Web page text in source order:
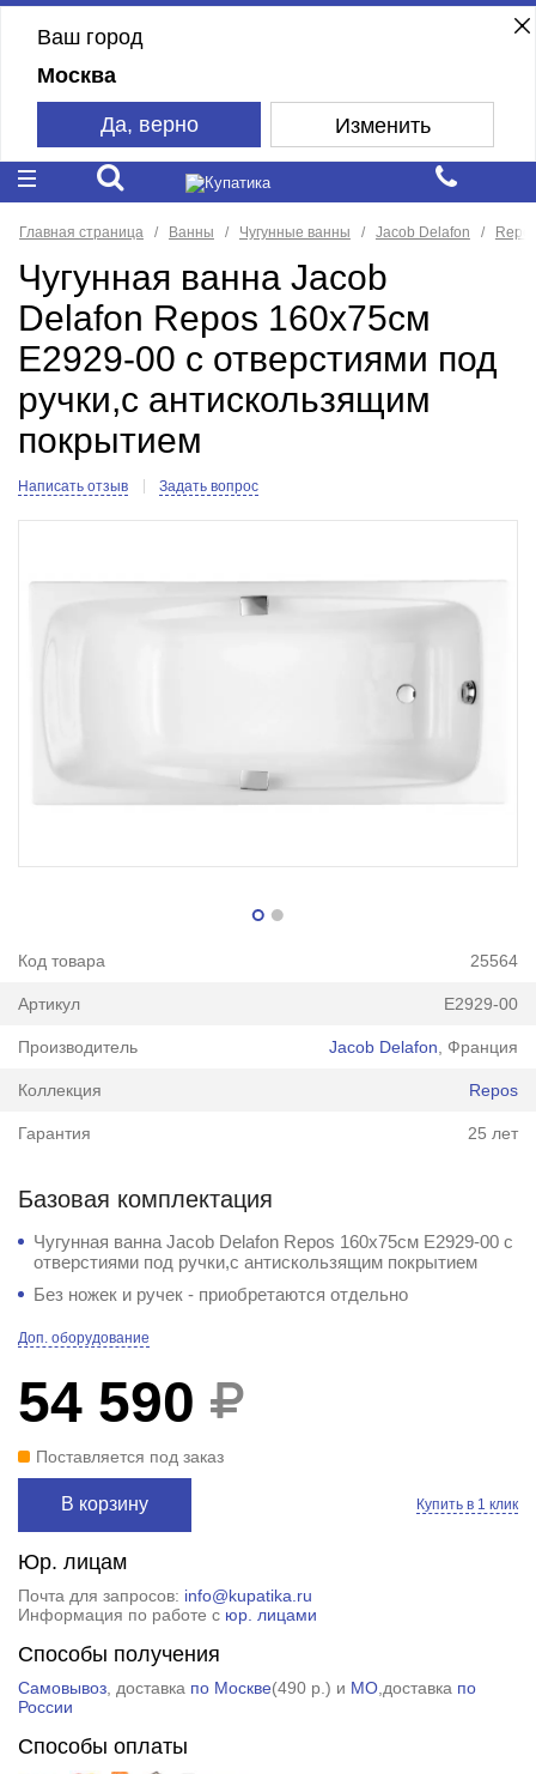
Ваш город
Москва
Да, верно Изменить
Главная страница Ванны Чугунные ванны Jacob Delafon
Чугунная ванна Jacob
Delafon Repos 160x75см
E2929-00 с отверстиями под
ручки,с антискользящим
покрытием
Написать отзыв Задать вопрос
Код товара 25564
Артикул E2929-00
Производитель Jacob Delafon , Франция
Коллекция Repos
Гарантия 25 лет
Базовая комплектация
Чугунная ванна Jacob Delafon Repos 160x75см E2929-00 с
отверстиями под ручки,с антискользящим покрытием
Без ножек и ручек - приобретаются отдельно
Доп. оборудование
54 590
Поставляется под заказ
В корзину Купить в 1 клик
Юр. лицам
Почта для запросов: info@kupatika.ru
Информация по работе с юр. лицами
Способы получения
Самовывоз, доставка по Москве(490 р. ) и МО,доставка по
России
Способы оплаты